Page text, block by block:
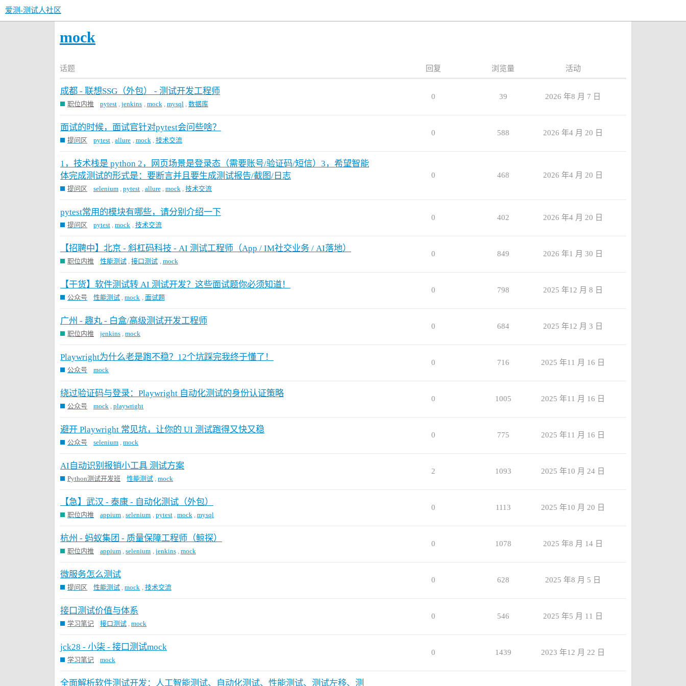
爱测-测试人社区
mock
话题 回复 浏览量 活动
成都 - 联想SSG（外包） - 测试开发工程师
职位内推 pytest ,jenkins mock mysql ,数据库
0 39 2026 年8 月 7 日
面试的时候，面试官针对pytest会问些啥？
提问区 pytest ,allure mock 技术交流
0 588 2026 年4 月 20 日
1，技术栈是 python 2，网页场景是登录态（需要账号/验证码/短信）3，希望智能
体完成测试的形式是：要断言并且要生成测试报告/截图/日志
提问区 selenium ,pytest allure mock ,技术交流
0 468 2026 年4 月 20 日
pytest常用的模块有哪些，请分别介绍一下
提问区 pytest ,mock 技术交流
0 402 2026 年4 月 20 日
【招聘中】北京 - 斜杠码科技 - AI 测试工程师（App / IM社交业务 / AI落地）
职位内推 性能测试 ,接口测试 mock
0 849 2026 年1 月 30 日
【干货】软件测试转 AI 测试开发？这些面试题你必须知道！
公众号 性能测试 ,mock 面试题
0 798 2025 年12 月 8 日
广州 - 趣丸 - 白盒/高级测试开发工程师
职位内推 jenkins ,mock
0 684 2025 年12 月 3 日
Playwright为什么老是跑不稳？12个坑踩完我终于懂了！
公众号 mock
0 716 2025 年11 月 16 日
绕过验证码与登录：Playwright 自动化测试的身份认证策略
公众号 mock ,playwright
0 1005 2025 年11 月 16 日
避开 Playwright 常见坑，让你的 UI 测试跑得又快又稳
公众号 selenium ,mock
0 775 2025 年11 月 16 日
AI自动识别报销小工具 测试方案
Python测试开发班 性能测试 ,mock
2 1093 2025 年10 月 24 日
【急】武汉 - 泰康 - 自动化测试（外包）
职位内推 appium ,selenium pytest mock ,mysql
0 1113 2025 年10 月 20 日
杭州 - 蚂蚁集团 - 质量保障工程师（鲸探）
职位内推 appium ,selenium jenkins mock
0 1078 2025 年8 月 14 日
微服务怎么测试
提问区 性能测试 ,mock 技术交流
0 628 2025 年8 月 5 日
接口测试价值与体系
学习笔记 接口测试 ,mock
0 546 2025 年5 月 11 日
jck28 - 小柒 - 接口测试mock
学习笔记 mock
0 1439 2023 年12 月 22 日
全面解析软件测试开发：人工智能测试、自动化测试、性能测试、测试左移、测